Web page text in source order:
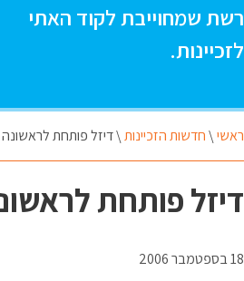
רשת שמחוייבת לקוד האתי
לזכיינות.
ראשי\חדשות הזכיינות\דיזל פותחת
דיזל פותחת
18 בספטמבר 2006